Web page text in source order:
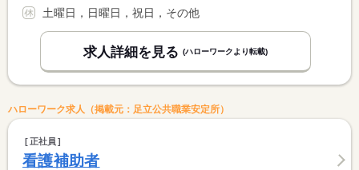
土曜日，日曜日，祝日，その他
求人詳細を見る (ハローワークより転載)
ハローワーク求人（掲載元：足立公共職業安定所）
正社員
看護補助者